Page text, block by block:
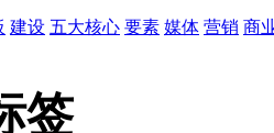
建设 五大核心 要素 媒体 营销 商
签